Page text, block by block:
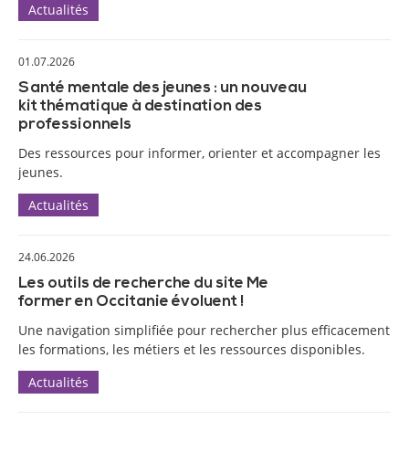
Actualités
01.07.2026
Santé mentale des jeunes : un nouveau
kit thématique à destination des
professionnels
Des ressources pour informer, orienter et accompagner les
jeunes.
Actualités
24.06.2026
Les outils de recherche du site Me
former en Occitanie évoluent !
Une navigation simplifiée pour rechercher plus efficacement
les formations, les métiers et les ressources disponibles.
Actualités